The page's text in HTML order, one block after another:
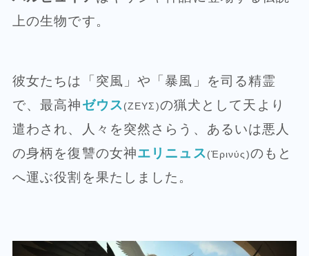
上の生物です。
彼女たちは「突風」や「暴風」を司る精霊
で、最高神ゼウス(ΖΕΥΣ)の猟犬として天より
遣わされ、人々を突然さらう、あるいは悪人
の身柄を復讐の女神エリニュス(Ἐρινύς)のもと
へ運ぶ役割を果たしました。